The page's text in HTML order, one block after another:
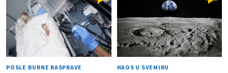
POSLE BURNE RASPRAVE HAOS U SVEMIRU